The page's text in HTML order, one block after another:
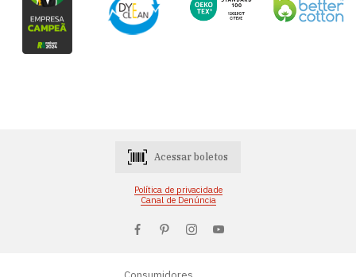
Acessar boletos
Política de privacidade
Canal de Denúncia